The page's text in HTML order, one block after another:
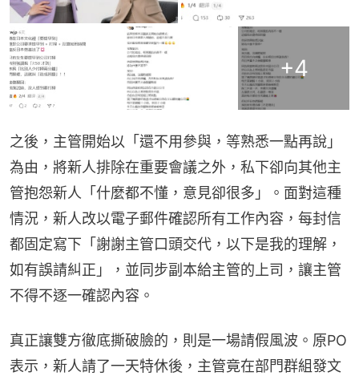
+4
之後，主管開始以「還不用參與，等熟悉一點再說」
為由，將新人排除在重要會議之外，私下卻向其他主
管抱怨新人「什麼都不懂，意見卻很多」。面對這種
情況，新人改以電子郵件確認所有工作內容，每封信
都固定寫下「謝謝主管口頭交代，以下是我的理解，
如有誤請糾正」，並同步副本給主管的上司，讓主管
不得不逐一確認內容。
真正讓雙方徹底撕破臉的，則是一場請假風波。原PO
表示，新人請了一天特休後，主管竟在部門群組發文